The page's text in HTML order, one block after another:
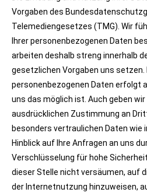
Vorgaben des
Telemediengesetzes (TMG). Wir
Ihrer personenbezogenen Daten
arbeiten deshalb streng innerhalb
gesetzlichen Vorgaben uns setzen.
personenbezogenen Daten erfolgt
uns das möglich ist. Auch geben
ausdrücklichen Zustimmung an
besonders vertraulichen Daten wie
Hinblick auf Ihre Anfragen an uns
Verschlüsselung für hohe
dieser Stelle nicht versäumen, auf
der Internetnutzung hinzuweisen,